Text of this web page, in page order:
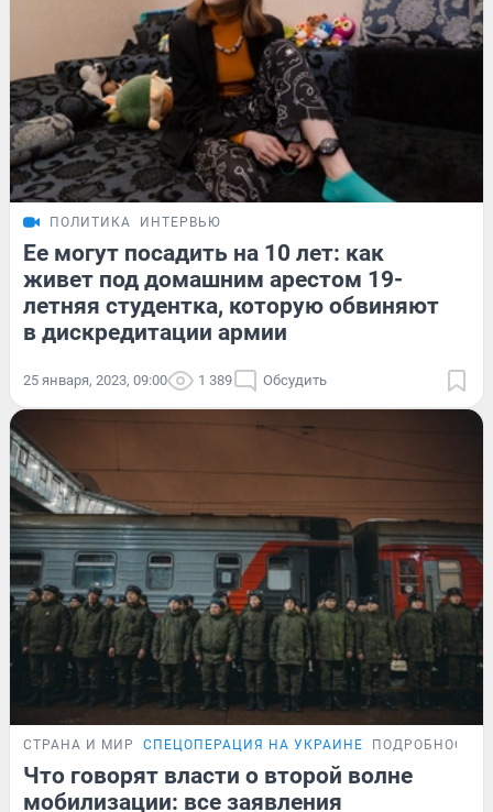
ПОЛИТИКА ИНТЕРВЬЮ
Ее могут посадить на 10 лет: как
живет под домашним арестом 19-
летняя студентка, которую обвиняют
в дискредитации армии
25 января, 2023, 09:00 1 389 Обсудить
СТРАНА И МИР СПЕЦОПЕРАЦИЯ НА УКРАИНЕ ПОДРОБНОСТИ
Что говорят власти о второй волне
мобилизации: все заявления